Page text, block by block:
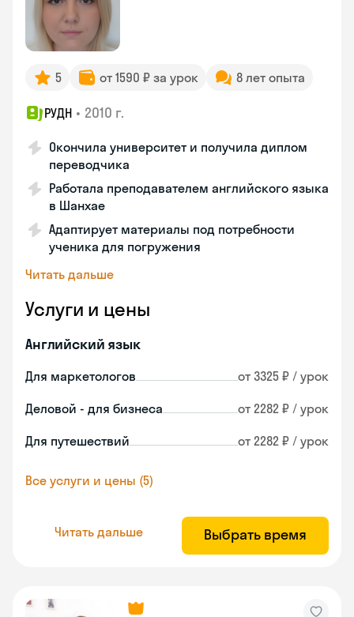
5 от 1590 ₽ за урок 8 лет опыта
РУДН • 2010 г.
Окончила университет и получила диплом
переводчика
Работала преподавателем английского языка
в Шанхае
Адаптирует материалы под потребности
ученика для погружения
Читать дальше
Услуги и цены
Английский язык
Для маркетологов от 3325 ₽ / урок
Деловой - для бизнеса от 2282 ₽ / урок
Для путешествий от 2282 ₽ / урок
Все услуги и цены (5)
Читать дальше Выбрать время